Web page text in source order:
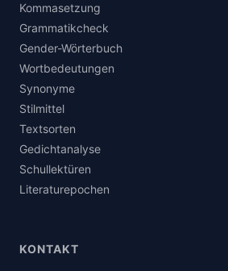
Kommasetzung
Grammatikcheck
Gender-Wörterbuch
Wortbedeutungen
Synonyme
Stilmittel
Textsorten
Gedichtanalyse
Schullektüren
Literaturepochen
KONTAKT